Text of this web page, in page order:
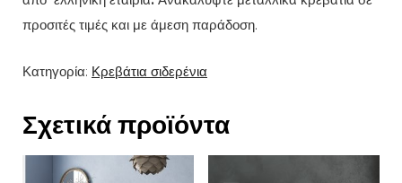
προσιτές τιμές και με άμεση παράδοση.
Κατηγορία: Κρεβάτια σιδερένια
Σχετικά προϊόντα